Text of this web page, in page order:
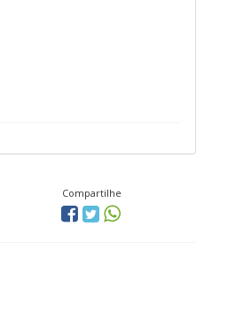
Compartilhe